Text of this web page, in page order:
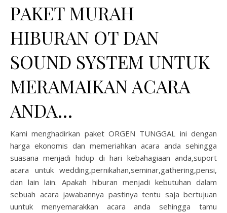
PAKET MURAH
HIBURAN OT DAN
SOUND SYSTEM UNTUK
MERAMAIKAN ACARA
ANDA…
Kami menghadirkan paket ORGEN TUNGGAL ini dengan
harga ekonomis dan memeriahkan acara anda sehingga
suasana menjadi hidup di hari kebahagiaan anda,suport
acara untuk wedding,pernikahan,seminar,gathering,pensi,
dan lain lain. Apakah hiburan menjadi kebutuhan dalam
sebuah acara jawabannya pastinya tentu saja bertujuan
uuntuk menyemarakkan acara anda sehingga tamu